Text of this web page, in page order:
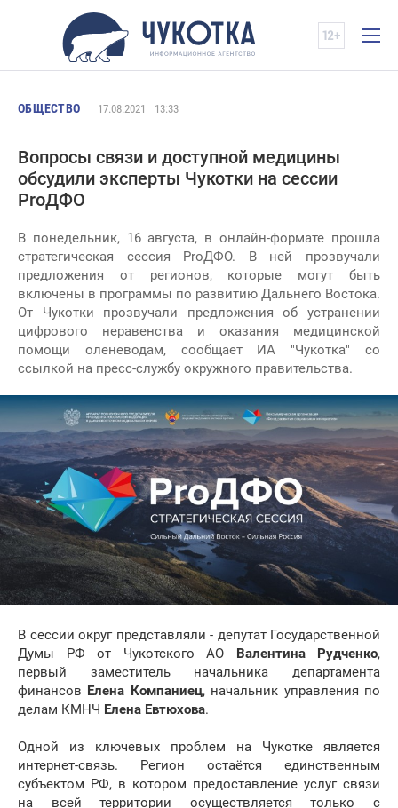
ОБЩЕСТВО 17.08.2021 13:33
Вопросы связи и доступной медицины
обсудили эксперты Чукотки на сессии
ProДФО
В понедельник, 16 августа, в онлайн-формате прошла
стратегическая сессия ProДФО. В ней прозвучали
предложения от регионов, которые могут быть
включены в программы по развитию Дальнего Востока.
От Чукотки прозвучали предложения об устранении
цифрового неравенства и оказания медицинской
помощи оленеводам, сообщает ИА "Чукотка" со
ссылкой на пресс-службу окружного правительства.
В сессии округ представляли - депутат Государственной
Думы РФ от Чукотского АО
Валентина Рудченко,
первый заместитель начальника департамента
финансов Елена Компаниец, начальник управления по
делам КМНЧ Елена Евтюхова.
Одной из ключевых проблем на Чукотке является
интернет-связь. Регион остаётся единственным
субъектом РФ, в котором предоставление услуг связи
на всей территории осуществляется только с